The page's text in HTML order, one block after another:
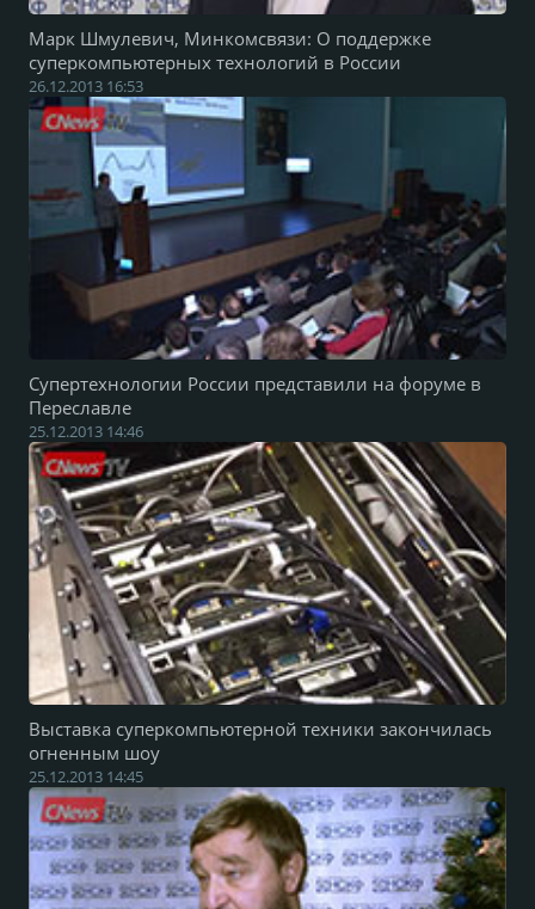
Марк Шмулевич, Минкомсвязи: О поддержке
суперкомпьютерных технологий в России
26.12.2013 16:53
Супертехнологии России представили на форуме в
Переславле
25.12.2013 14:46
Выставка суперкомпьютерной техники закончилась
огненным шоу
25.12.2013 14:45